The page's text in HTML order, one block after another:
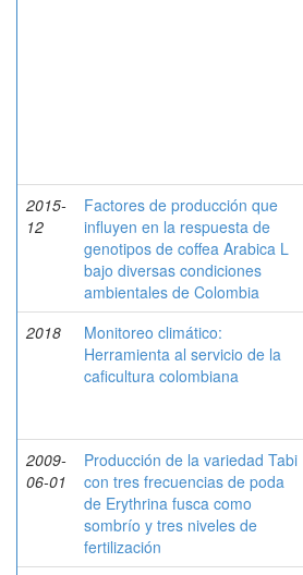
2015-
12
Factores de producción que
influyen en la respuesta de
genotipos de coffea Arabica L
bajo diversas condiciones
ambientales de Colombia
2018
Monitoreo climático:
Herramienta al servicio de la
caficultura colombiana
2009-
06-01
Producción de la variedad Tabi
con tres frecuencias de poda
de Erythrina fusca como
sombrío y tres niveles de
fertilización